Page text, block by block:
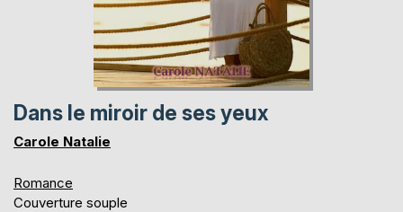
Dans le miroir de ses yeux
Carole Natalie
Romance
Couverture souple